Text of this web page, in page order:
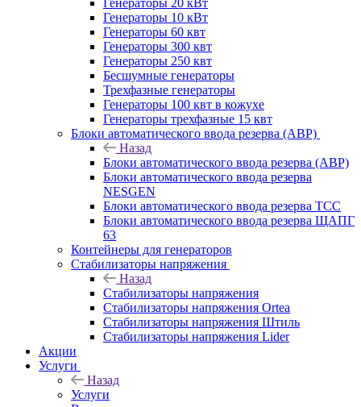
Генераторы 20 кВт
Генераторы 10 кВт
Генераторы 60 квт
Генераторы 300 квт
Генераторы 250 квт
Бесшумные генераторы
Трехфазные генераторы
Генераторы 100 квт в кожухе
Генераторы трехфазные 15 квт
Блоки автоматического ввода резерва (АВР)
Назад
Блоки автоматического ввода резерва (АВР)
Блоки автоматического ввода резерва
NESGEN
Блоки автоматического ввода резерва ТСС
Блоки автоматического ввода резерва ЩАПГ
63
Контейнеры для генераторов
Стабилизаторы напряжения
Назад
Стабилизаторы напряжения
Стабилизаторы напряжения Ortea
Стабилизаторы напряжения Штиль
Стабилизаторы напряжения Lider
Акции
Услуги
Назад
Услуги